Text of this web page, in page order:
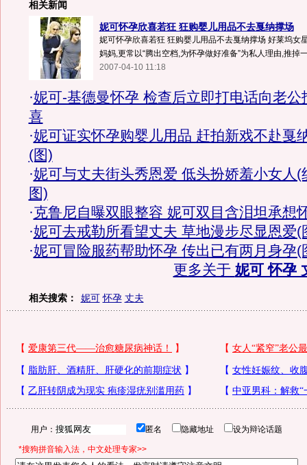
相关新闻
妮可怀孕欣喜若狂 狂购婴儿用品不去戛纳撑场
妮可怀孕欣喜若狂 狂购婴儿用品不去戛纳撑场 好莱坞女
妈妈,更常以“腾出空档,为怀孕做好准备”为私人理由,推掉
2007-04-10 11:18
·妮可-基德曼怀孕 检查后立即打电话向老公
喜
·妮可证实怀孕购婴儿用品 赶拍新戏不赴戛
(图)
·妮可与丈夫街头秀恩爱 低头扮娇羞小女人(
图)
·克鲁尼自曝双眼整容 妮可双目含泪坦承想
·妮可去戒勒所看望丈夫 草地漫步尽显恩爱(
·妮可冒险服药帮助怀孕 传出已有两月身孕(
更多关于 妮可 怀孕
相关搜索： 妮可 怀孕 丈夫
用户： 匿名 隐藏地址 设为辩论话题
*搜狗拼音输入法，中文处理专家>>